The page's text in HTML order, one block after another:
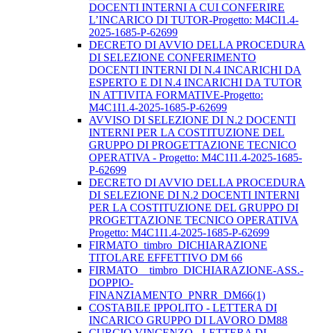
DOCENTI INTERNI A CUI CONFERIRE
L’INCARICO DI TUTOR-Progetto: M4CI1.4-
2025-1685-P-62699
DECRETO DI AVVIO DELLA PROCEDURA
DI SELEZIONE CONFERIMENTO
DOCENTI INTERNI DI N.4 INCARICHI DA
ESPERTO E DI N.4 INCARICHI DA TUTOR
IN ATTIVITA FORMATIVE-Progetto:
M4C1I1.4-2025-1685-P-62699
AVVISO DI SELEZIONE DI N.2 DOCENTI
INTERNI PER LA COSTITUZIONE DEL
GRUPPO DI PROGETTAZIONE TECNICO
OPERATIVA - Progetto: M4C1I1.4-2025-1685-
P-62699
DECRETO DI AVVIO DELLA PROCEDURA
DI SELEZIONE DI N.2 DOCENTI INTERNI
PER LA COSTITUZIONE DEL GRUPPO DI
PROGETTAZIONE TECNICO OPERATIVA
Progetto: M4C1I1.4-2025-1685-P-62699
FIRMATO_timbro_DICHIARAZIONE
TITOLARE EFFETTIVO DM 66
FIRMATO__timbro_DICHIARAZIONE-ASS.-
DOPPIO-
FINANZIAMENTO_PNRR_DM66(1)
COSTABILE IPPOLITO - LETTERA DI
INCARICO GRUPPO DI LAVORO DM88